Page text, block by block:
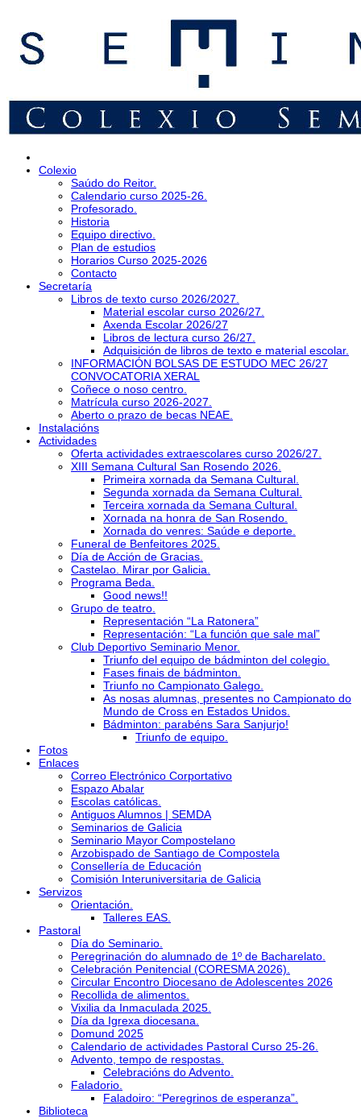
Colexio
Saúdo do Reitor.
Calendario curso 2025-26.
Profesorado.
Historia
Equipo directivo.
Plan de estudios
Horarios Curso 2025-2026
Contacto
Secretaría
Libros de texto curso 2026/2027.
Material escolar curso 2026/27.
Axenda Escolar 2026/27
Libros de lectura curso 26/27.
Adquisición de libros de texto e material escolar.
INFORMACIÓN BOLSAS DE ESTUDO MEC 26/27
CONVOCATORIA XERAL
Coñece o noso centro.
Matrícula curso 2026-2027.
Aberto o prazo de becas NEAE.
Instalacións
Actividades
Oferta actividades extraescolares curso 2026/27.
XIII Semana Cultural San Rosendo 2026.
Primeira xornada da Semana Cultural.
Segunda xornada da Semana Cultural.
Terceira xornada da Semana Cultural.
Xornada na honra de San Rosendo.
Xornada do venres: Saúde e deporte.
Funeral de Benfeitores 2025.
Día de Acción de Gracias.
Castelao. Mirar por Galicia.
Programa Beda.
Good news!!
Grupo de teatro.
Representación “La Ratonera”
Representación: “La función que sale mal”
Club Deportivo Seminario Menor.
Triunfo del equipo de bádminton del colegio.
Fases finais de bádminton.
Triunfo no Campionato Galego.
As nosas alumnas, presentes no Campionato do
Mundo de Cross en Estados Unidos.
Bádminton: parabéns Sara Sanjurjo!
Triunfo de equipo.
Fotos
Enlaces
Correo Electrónico Corportativo
Espazo Abalar
Escolas católicas.
Antiguos Alumnos | SEMDA
Seminarios de Galicia
Seminario Mayor Compostelano
Arzobispado de Santiago de Compostela
Consellería de Educación
Comisión Interuniversitaria de Galicia
Servizos
Orientación.
Talleres EAS.
Pastoral
Día do Seminario.
Peregrinación do alumnado de 1º de Bacharelato.
Celebración Penitencial (CORESMA 2026).
Circular Encontro Diocesano de Adolescentes 2026
Recollida de alimentos.
Vixilia da Inmaculada 2025.
Día da Igrexa diocesana.
Domund 2025
Calendario de actividades Pastoral Curso 25-26.
Advento, tempo de respostas.
Celebracións do Advento.
Faladorio.
Faladoiro: “Peregrinos de esperanza”.
Biblioteca